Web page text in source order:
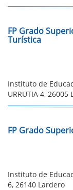
FP Grado
Turística
Instituto de
URRUTIA 4, 26005
FP Grado
Instituto de
6, 26140 Lardero